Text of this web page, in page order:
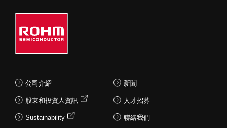
公司介紹
股東和投資人資訊
Sustainability
新聞
人才招募
聯絡我們